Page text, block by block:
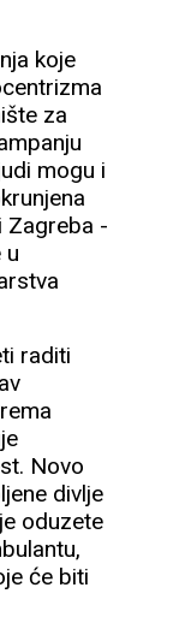
koje
za
mogu i
Zagreba -
u
raditi
Novo
divlje
oduzete
će biti